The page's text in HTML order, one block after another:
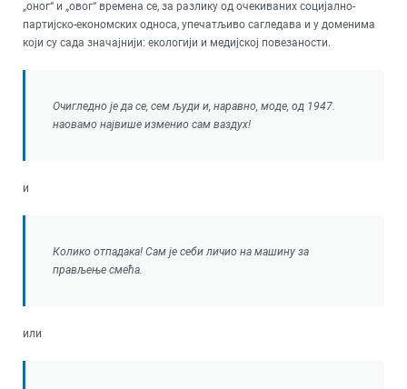
„оног“ и „овог“ времена се, за разлику од очекиваних социјално-
партијско-економских односа, упечатљиво сагледава и у доменима
који су сада значајнији: екологији и медијској повезаности.
Очигледно је да се, сем људи и, наравно, моде, од 1947.
наовамо највише изменио сам ваздух!
и
Колико отпадака! Сам је себи личио на машину за
прављење смећа.
или